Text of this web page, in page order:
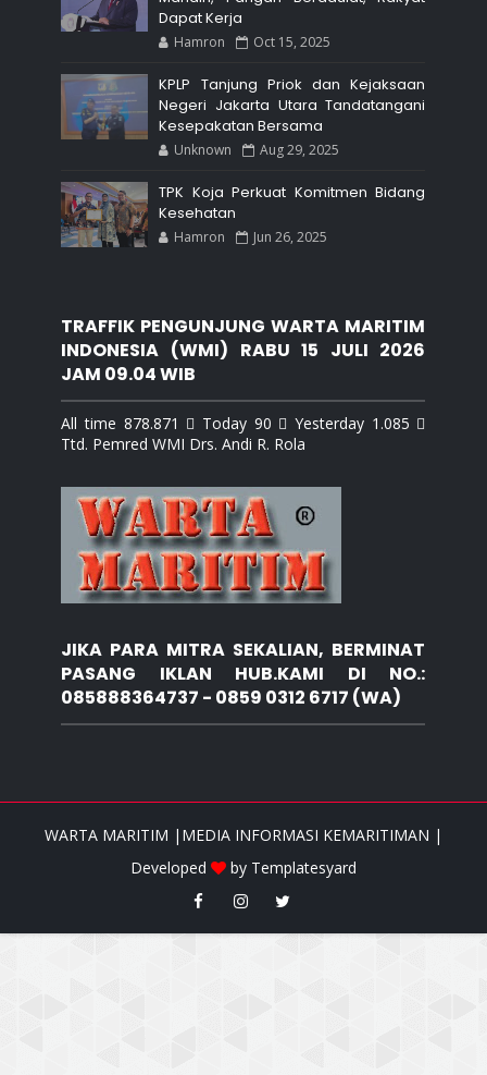
Dapat Kerja
Hamron Oct 15, 2025
KPLP Tanjung Priok dan Kejaksaan
Negeri Jakarta Utara Tandatangani
Kesepakatan Bersama
Unknown Aug 29, 2025
TPK Koja Perkuat Komitmen Bidang
Kesehatan
Hamron Jun 26, 2025
TRAFFIK PENGUNJUNG WARTA MARITIM
INDONESIA (WMI) RABU 15 JULI 2026
JAM 09.04 WIB
All time 878.871  Today 90  Yesterday 1.085 
Ttd. Pemred WMI Drs. Andi R. Rola
JIKA PARA MITRA SEKALIAN, BERMINAT
PASANG IKLAN HUB.KAMI DI NO.:
085888364737 - 0859 0312 6717 (WA)
WARTA MARITIM |MEDIA INFORMASI KEMARITIMAN |
Developed
by Templatesyard